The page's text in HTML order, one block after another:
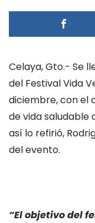
Celaya, Gto.- Se
del Festival Vida
diciembre, con el
de vida saludable
así lo refirió,
del evento.
“El objetivo del